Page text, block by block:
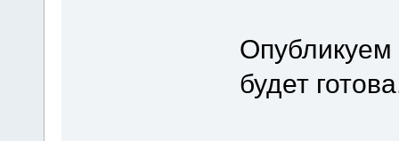
будет